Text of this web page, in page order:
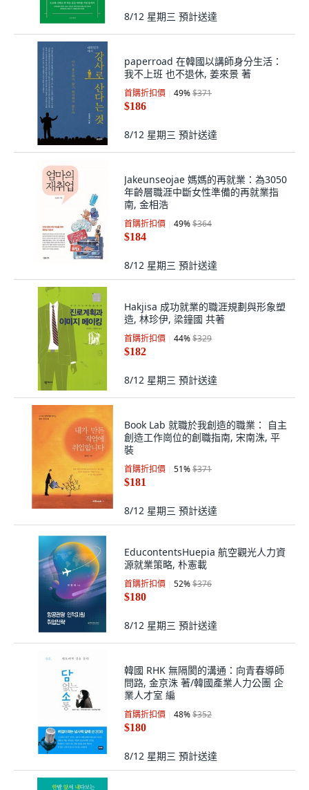
8/12 星期三 預計送達
paperroad 在韓國以講師身分生活：
我不上班 也不退休, 姜來景 著
首購折扣價 49%$371
$186
8/12 星期三 預計送達
Jakeunseojae 媽媽的再就業：為3050
年齡層職涯中斷女性準備的再就業指
南, 金相浩
首購折扣價 49%$364
$184
8/12 星期三 預計送達
Hakjisa 成功就業的職涯規劃與形象塑
造, 林珍伊, 梁鐘國 共著
首購折扣價 44%$329
$182
8/12 星期三 預計送達
Book Lab 就職於我創造的職業： 自主
創造工作崗位的創職指南, 宋南洙, 平
裝
首購折扣價 51%$371
$181
8/12 星期三 預計送達
EducontentsHuepia 航空觀光人力資
源就業策略, 朴憲載
首購折扣價 52%$376
$180
8/12 星期三 預計送達
韓國 RHK 無隔閡的溝通：向青春導師
問路, 金京洙 著/韓國產業人力公團 企
業人才室 編
首購折扣價 48%$352
$180
8/12 星期三 預計送達